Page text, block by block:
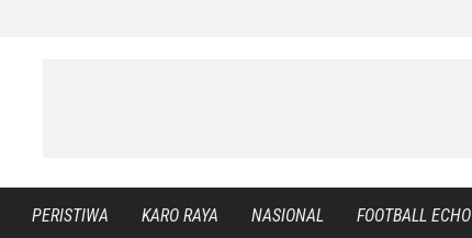
PERISTIWA KARO RAYA NASIONAL FOOTBALL ECHO